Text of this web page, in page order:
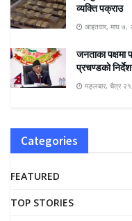
व्यक्ति पक्राउ
आइतवार, माघ ७,
जनताका पक्षमा
प्रचण्डकाे
मङ्लबार, चैत्र
Categories
FEATURED
TOP STORIES